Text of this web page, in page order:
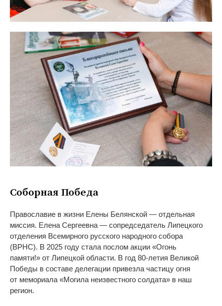
Соборная Победа
Православие в жизни Елены Белянской — отдельная
миссия. Елена Сергеевна — сопредседатель Липецкого
отделения Всемирного русского народного собора
(ВРНС). В 2025 году стала послом акции «Огонь
памяти!» от Липецкой области. В год 80-летия Великой
Победы в составе делегации привезла частицу огня
от мемориала «Могила неизвестного солдата» в наш
регион.